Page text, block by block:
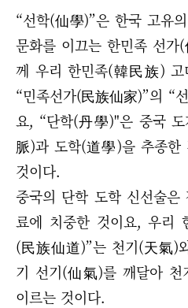
“선학(仙學)”은 한국 고유
문화를 이끄는 한민족 선
께 우리 한민족(韓民族)
“민족선가(民族仙家)”의 “
요, “단학(丹學)"은 중국
脈)과 도학(道學)을 추종한
것이다.
중국의 단학 도학 신선술은
료에 치중한 것이요, 우리
(民族仙道)”는 천기(天氣)
기 선기(仙氣)를 깨달아
이르는 것이다.